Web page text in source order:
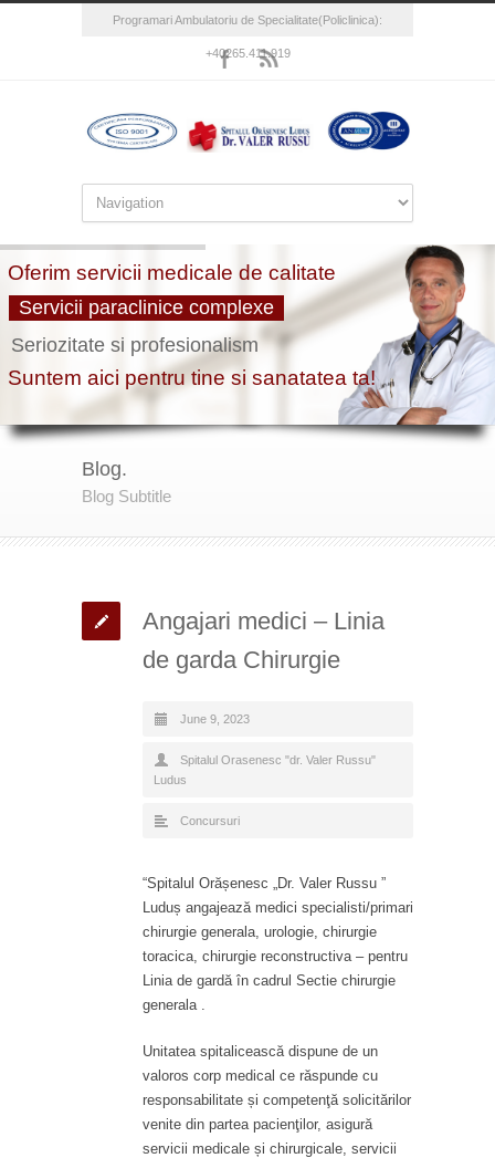
Programari Ambulatoriu de Specialitate(Policlinica):
+40265.411.919
Blog.
Blog Subtitle
Angajari medici – Linia
de garda Chirurgie
June 9, 2023
Spitalul Orasenesc "dr. Valer Russu"
Ludus
Concursuri
“Spitalul Orășenesc „Dr. Valer Russu ”
Luduș angajează medici specialisti/primari
chirurgie generala, urologie, chirurgie
toracica, chirurgie reconstructiva – pentru
Linia de gardă în cadrul Sectie chirurgie
generala .
Unitatea spitalicească dispune de un
valoros corp medical ce răspunde cu
responsabilitate și competenţă solicitărilor
venite din partea pacienţilor, asigură
servicii medicale și chirurgicale, servicii